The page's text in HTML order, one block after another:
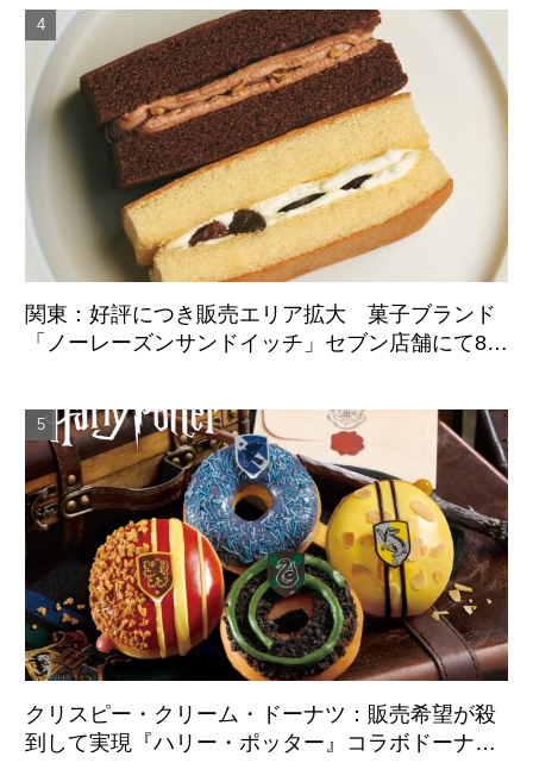
関東：好評につき販売エリア拡大 菓子ブランド
「ノーレーズンサンドイッチ」セブン店舗にて8月
クリスピー・クリーム・ドーナツ：販売希望が殺
到して実現『ハリー・ポッター』コラボドーナツ